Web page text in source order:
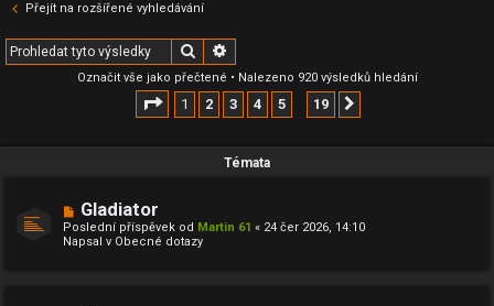
Přejít na rozšířené vyhledávání
Hledat
Označit vše jako přečtené • Nalezeno 920 výsledků hledání
Stránka z 19
1 2 3 4 5 19
Témata
N
o
v
ý
Gladiator
Poslední příspěvek od Martin 61 « 24 čer 2026, 14:10
Napsal v Obecné dotazy